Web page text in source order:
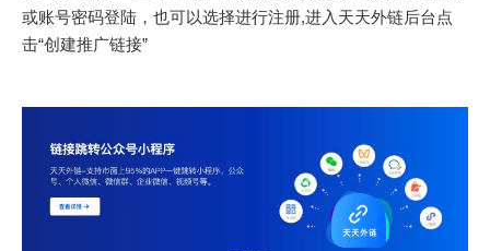
或账号密码登陆，也可以选择进行注册,进入天天外链后台点
击“创建推广链接”